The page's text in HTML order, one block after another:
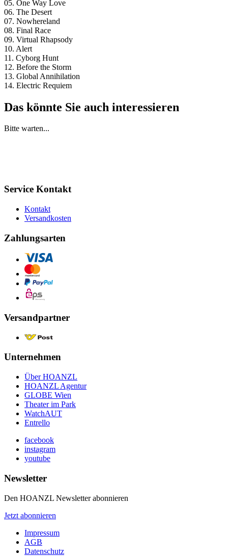
05. One Way Love
06. The Desert
07. Nowhereland
08. Final Race
09. Virtual Rhapsody
10. Alert
11. Cyborg Hunt
12. Before the Storm
13. Global Annihilation
14. Electric Requiem
Das könnte Sie auch interessieren
Bitte warten...
Service Kontakt
Kontakt
Versandkosten
Zahlungsarten
Versandpartner
Unternehmen
Über HOANZL
HOANZL Agentur
GLOBE Wien
Theater im Park
WatchAUT
Entrello
facebook
instagram
youtube
Newsletter
Den HOANZL Newsletter abonnieren
Jetzt abonnieren
Impressum
AGB
Datenschutz